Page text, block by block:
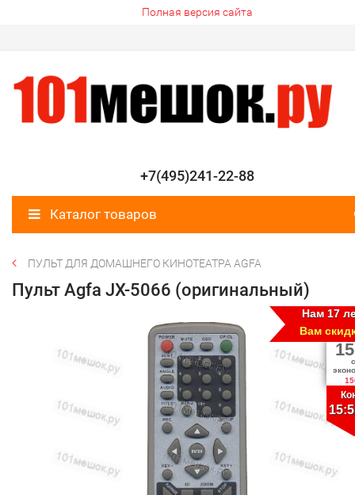
Полная версия сайта
+7(495)241-22-88
Каталог товаров
ПУЛЬТ ДЛЯ ДОМАШНЕГО КИНОТЕАТРА AGFA
Пульт Agfa JX-5066 (оригинальный)
Нам 17
Вам
15